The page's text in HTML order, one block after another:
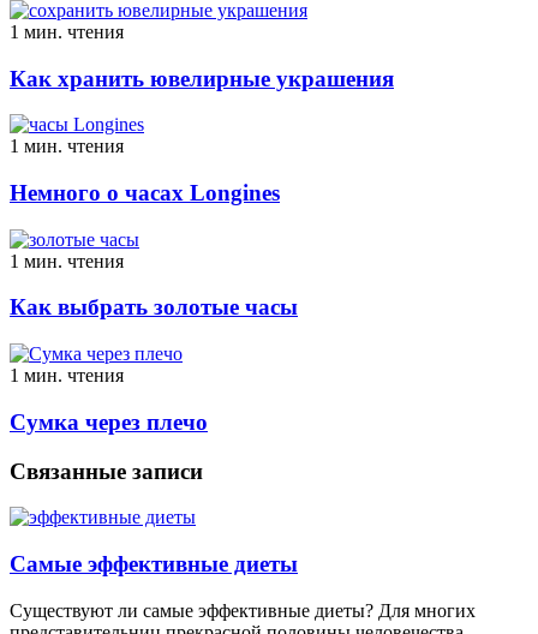
1 мин. чтения
Как хранить ювелирные украшения
1 мин. чтения
Немного о часах Longines
1 мин. чтения
Как выбрать золотые часы
1 мин. чтения
Сумка через плечо
Связанные записи
Самые эффективные диеты
Существуют ли самые эффективные диеты? Для многих